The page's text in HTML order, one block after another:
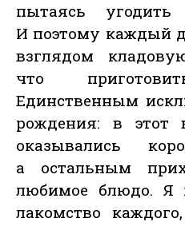
пытаясь
И поэтому каждый
взглядом
что
Единственным
рождения: в этот
оказывались
а остальным
любимое блюдо.
лакомство